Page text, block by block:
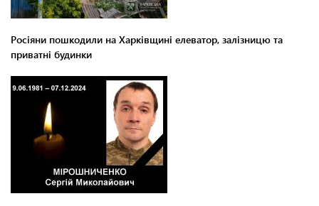
Росіяни пошкодили на Харківщині елеватор, залізницю та
приватні будинки